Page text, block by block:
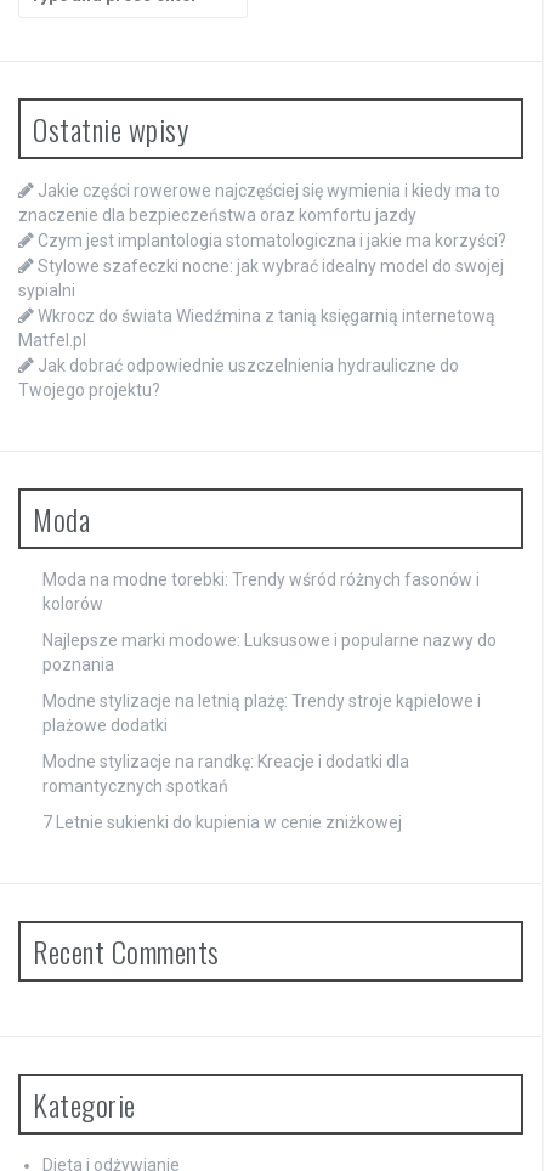
for:
Ostatnie wpisy
Jakie części rowerowe najczęściej się wymienia i kiedy ma to
znaczenie dla bezpieczeństwa oraz komfortu jazdy
Czym jest implantologia stomatologiczna i jakie ma korzyści?
Stylowe szafeczki nocne: jak wybrać idealny model do swojej
sypialni
Wkrocz do świata Wiedźmina z tanią księgarnią internetową
Matfel.pl
Jak dobrać odpowiednie uszczelnienia hydrauliczne do
Twojego projektu?
Moda
Moda na modne torebki: Trendy wśród różnych fasonów i
kolorów
Najlepsze marki modowe: Luksusowe i popularne nazwy do
poznania
Modne stylizacje na letnią plażę: Trendy stroje kąpielowe i
plażowe dodatki
Modne stylizacje na randkę: Kreacje i dodatki dla
romantycznych spotkań
7 Letnie sukienki do kupienia w cenie zniżkowej
Recent Comments
Kategorie
Dieta i odżywianie